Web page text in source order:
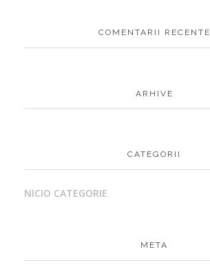
COMENTARII RECENTE
ARHIVE
CATEGORII
NICIO CATEGORIE
META